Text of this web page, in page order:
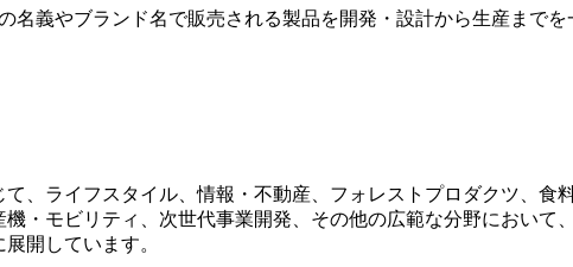
名義やブランド名で販売される製品を開発・設計から生産まで
、ライフスタイル、情報・不動産、フォレストプロダクツ、食
・モビリティ、次世代事業開発、その他の広範な分野におい
開しています。